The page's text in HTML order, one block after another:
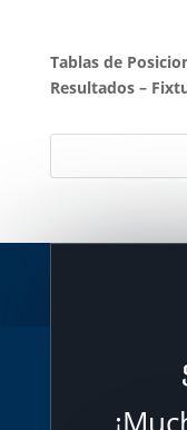
Tablas de
Resultados–